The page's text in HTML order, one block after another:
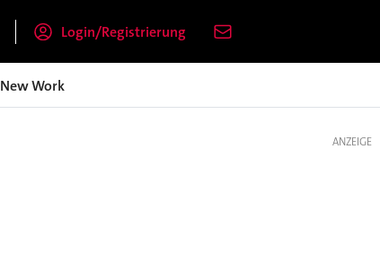
Login/Registrierung
New Work
ANZEIGE